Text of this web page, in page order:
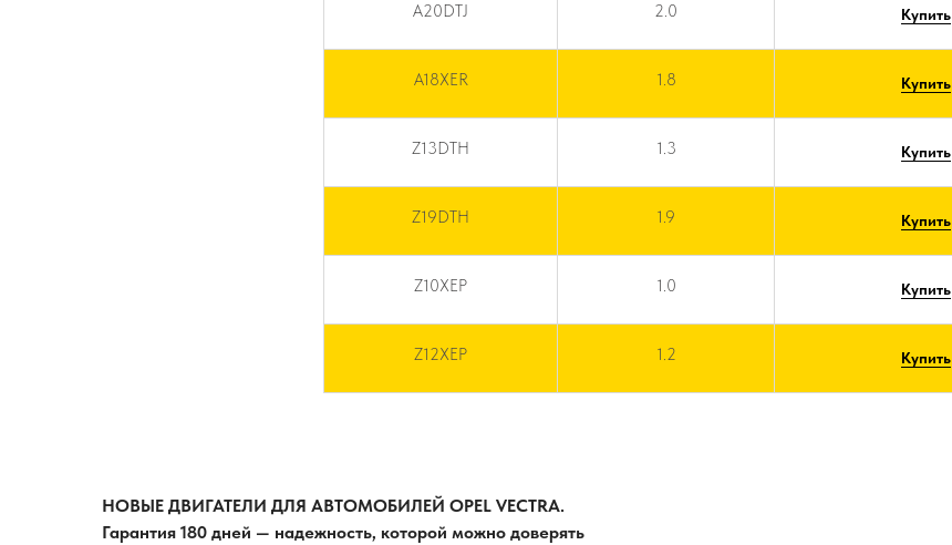
A20DTJ 2.0 Купить
A18XER 1.8 Купить
Z13DTH 1.3 Купить
Z19DTH 1.9 Купить
Z10XEP 1.0 Купить
Z12XEP 1.2 Купить
НОВЫЕ ДВИГАТЕЛИ ДЛЯ АВТОМОБИЛЕЙ OPEL VECTRA.
Гарантия 180 дней — надежность, которой можно доверять